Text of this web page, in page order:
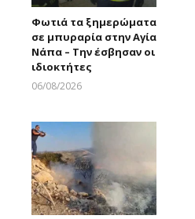
Φωτιά τα ξημερώματα
σε μπυραρία στην Αγία
Νάπα – Την έσβησαν οι
ιδιοκτήτες
06/08/2026